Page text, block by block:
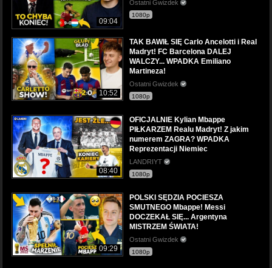
09:04
Ostatni Gwizdek
1080p
10:52
TAK BAWIŁ SIĘ Carlo Ancelotti i Real
Madryt! FC Barcelona DALEJ
WALCZY... WPADKA Emiliano
Martineza!
Ostatni Gwizdek
1080p
08:40
OFICJALNIE Kylian Mbappe
PIŁKARZEM Realu Madryt! Z jakim
numerem ZAGRA? WPADKA
Reprezentacji Niemiec
LANDRIYT
1080p
09:29
POLSKI SĘDZIA POCIESZA
SMUTNEGO Mbappe! Messi
DOCZEKAŁ SIĘ... Argentyna
MISTRZEM ŚWIATA!
Ostatni Gwizdek
1080p